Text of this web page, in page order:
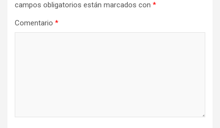
campos obligatorios están marcados con *
Comentario *